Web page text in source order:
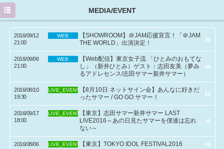
MEDIA/EVENT
2016/09/12
21:00
WEB
【SHOWROOM】＠JAM応援宣言！「＠JAM
THE WORLD」出演決定！
2016/09/06
21:00
WEB
【Web配信】東京女子流 「ひとみのおもてな
し」（新井ひとみ）ゲスト：志田友美（夢み
るアドレセンス/志田サマー新井サマー）
2016/08/10
19:30
LIVE_EVENT【8月10日 ネットサイン会】あんなに好きだ
ったサマー / GO GO サマー！
2016/09/17
18:00
LIVE_EVENT【東京】志田サマー新井サマー LAST
LIVE2016～あの日見たサマーを僕達は忘れ
ない～
2016/08/06 LIVE_EVENT【東京】TOKYO IDOL FESTIVAL2016
PROFILE
MEDIA/EVENT
DISCOGRAPHY
GOODS
Twitter